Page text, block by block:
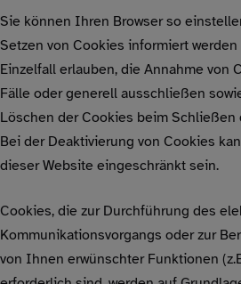
Sie können Ihren Browser so
Setzen von Cookies informiert
Einzelfall erlauben, die Annahme von
Fälle oder generell ausschließen
Löschen der Cookies beim Schließen
Bei der Deaktivierung von Cookies
dieser Website eingeschränkt sein.
Cookies, die zur Durchführung des
Kommunikationsvorgangs oder zur
von Ihnen erwünschter Funktionen